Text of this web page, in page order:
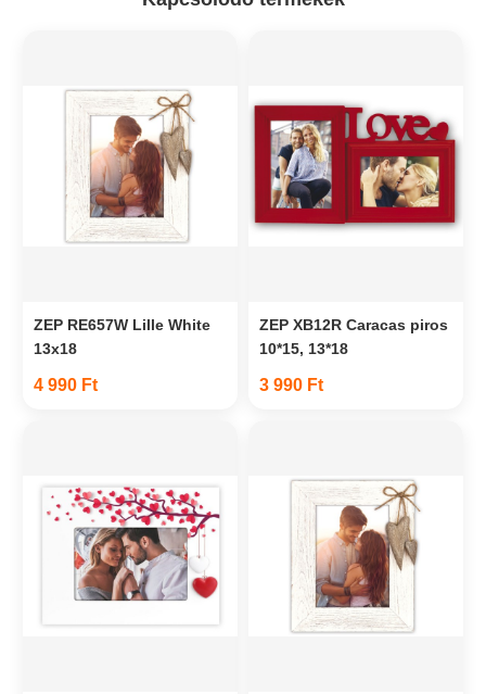
ZEP RE657W Lille White
13x18
4 990 Ft
ZEP XB12R Caracas piros
10*15, 13*18
3 990 Ft